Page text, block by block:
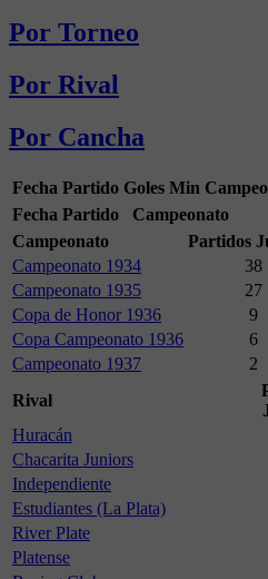
Por Torneo
Por Rival
Por Cancha
Fecha Partido Goles Min
Fecha Partido
Campeonato
Campeonato
Partidos
Campeonato 1934
38
Campeonato 1935
27
Copa de Honor 1936
9
Copa Campeonato 1936
6
Campeonato 1937
2
Rival
Huracán
Chacarita Juniors
Independiente
Estudiantes (La Plata)
River Plate
Platense